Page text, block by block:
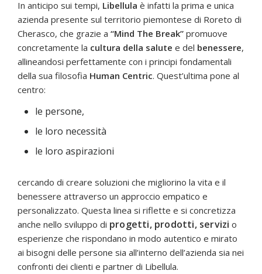
In anticipo sui tempi, Libellula è infatti la prima e unica
azienda presente sul territorio piemontese di Roreto di
Cherasco, che grazie a “Mind The Break” promuove
concretamente la cultura della salute e del benessere,
allineandosi perfettamente con i principi fondamentali
della sua filosofia Human Centric. Quest’ultima pone al
centro:
le persone,
le loro necessità
le loro aspirazioni
cercando di creare soluzioni che migliorino la vita e il
benessere attraverso un approccio empatico e
personalizzato. Questa linea si riflette e si concretizza
anche nello sviluppo di progetti, prodotti, servizi o
esperienze che rispondano in modo autentico e mirato
ai bisogni delle persone sia all’interno dell’azienda sia nei
confronti dei clienti e partner di Libellula.